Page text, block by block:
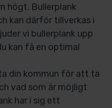
högt. Bullerplank
kan därför tillverkas i
vi bullerplank upp
kan få en optimal
din kommun för att ta
vad som är möjligt
har i sig ett